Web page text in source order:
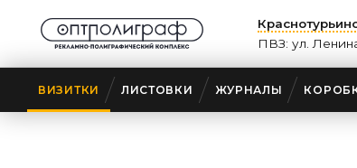
ПВЗ: ул.
ВИЗИТКИ ЛИСТОВКИ ЖУРНАЛЫ